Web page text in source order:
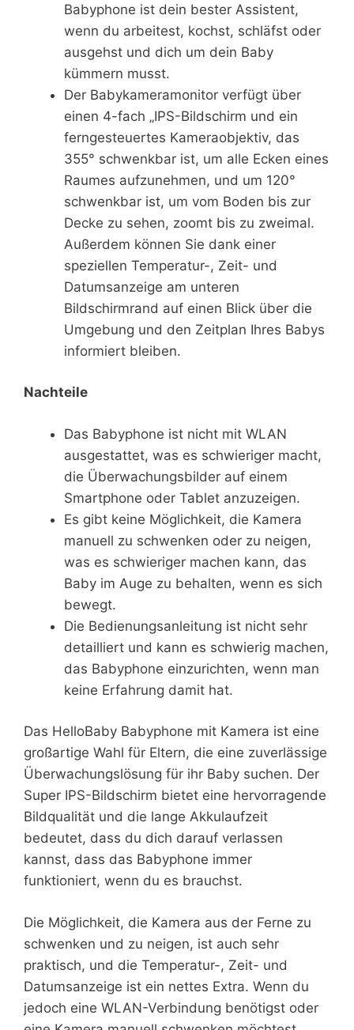
Babyphone ist dein bester Assistent,
wenn du arbeitest, kochst, schläfst oder
ausgehst und dich um dein Baby
kümmern musst.
Der Babykameramonitor verfügt über
einen 4-fach „IPS-Bildschirm und ein
ferngesteuertes Kameraobjektiv, das
355° schwenkbar ist, um alle Ecken eines
Raumes aufzunehmen, und um 120°
schwenkbar ist, um vom Boden bis zur
Decke zu sehen, zoomt bis zu zweimal.
Außerdem können Sie dank einer
speziellen Temperatur-, Zeit- und
Datumsanzeige am unteren
Bildschirmrand auf einen Blick über die
Umgebung und den Zeitplan Ihres Babys
informiert bleiben.
Nachteile
Das Babyphone ist nicht mit WLAN
ausgestattet, was es schwieriger macht,
die Überwachungsbilder auf einem
Smartphone oder Tablet anzuzeigen.
Es gibt keine Möglichkeit, die Kamera
manuell zu schwenken oder zu neigen,
was es schwieriger machen kann, das
Baby im Auge zu behalten, wenn es sich
bewegt.
Die Bedienungsanleitung ist nicht sehr
detailliert und kann es schwierig machen,
das Babyphone einzurichten, wenn man
keine Erfahrung damit hat.
Das HelloBaby Babyphone mit Kamera ist eine
großartige Wahl für Eltern, die eine zuverlässige
Überwachungslösung für ihr Baby suchen. Der
Super IPS-Bildschirm bietet eine hervorragende
Bildqualität und die lange Akkulaufzeit
bedeutet, dass du dich darauf verlassen
kannst, dass das Babyphone immer
funktioniert, wenn du es brauchst.
Die Möglichkeit, die Kamera aus der Ferne zu
schwenken und zu neigen, ist auch sehr
praktisch, und die Temperatur-, Zeit- und
Datumsanzeige ist ein nettes Extra. Wenn du
jedoch eine WLAN-Verbindung benötigst oder